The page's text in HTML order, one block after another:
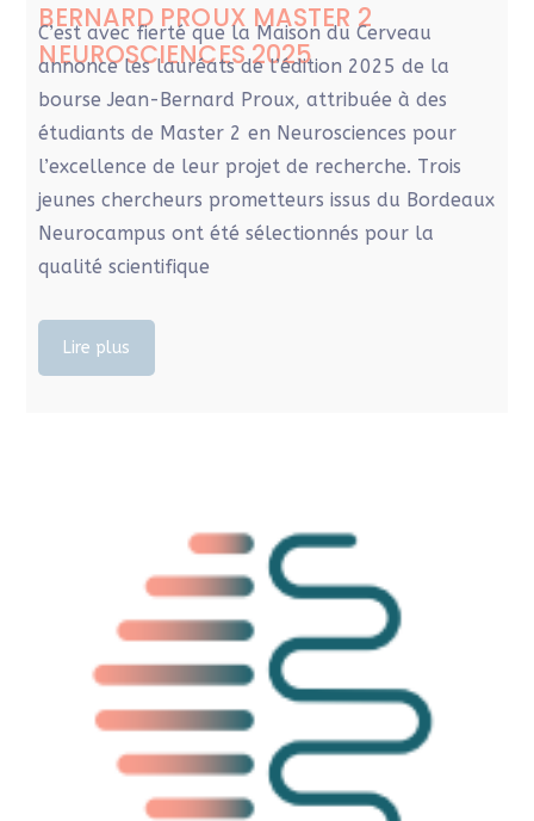
BERNARD PROUX MASTER 2
NEUROSCIENCES 2025
C’est avec fierté que la Maison du Cerveau
annonce les lauréats de l’édition 2025 de la
bourse Jean-Bernard Proux, attribuée à des
étudiants de Master 2 en Neurosciences pour
l’excellence de leur projet de recherche. Trois
jeunes chercheurs prometteurs issus du Bordeaux
Neurocampus ont été sélectionnés pour la
qualité scientifique
Lire plus